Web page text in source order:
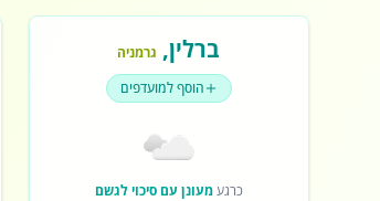
ברלין, גרמניה
הוסף למועדפים
כרגעמעונן עם סיכוי לגשם